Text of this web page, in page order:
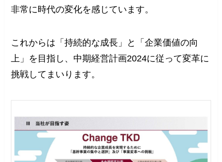
非常に時代の変化を感じています。
これからは「持続的な成⾧」と「企業価値の向
上」を目指し、中期経営計画2024に従って変革に
挑戦してまいります。